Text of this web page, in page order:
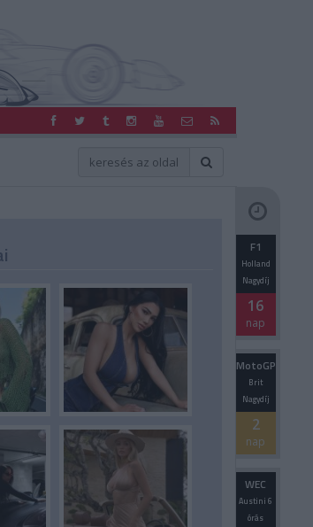
F1
Holland
Nagydíj
16
nap
MotoGP
Brit
Nagydíj
2
nap
WEC
Austini 6
órás